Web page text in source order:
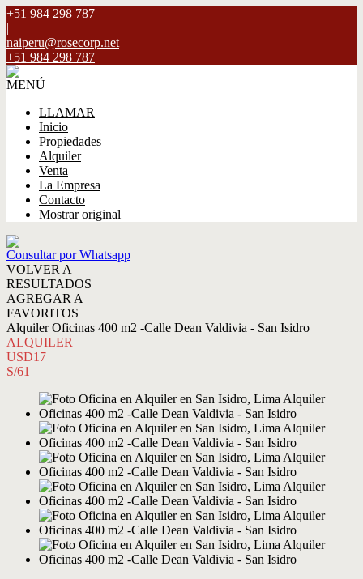
+51 984 298 787
|
naiperu@rosecorp.net
+51 984 298 787
MENÚ
LLAMAR
Inicio
Propiedades
Alquiler
Venta
La Empresa
Contacto
Mostrar original
Consultar por Whatsapp
VOLVER A
RESULTADOS
AGREGAR A
FAVORITOS
Alquiler Oficinas 400 m2 -Calle Dean Valdivia - San Isidro
ALQUILER
USD17
S/61